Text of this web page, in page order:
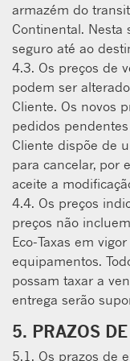
armazém do
Continental. Nesta
seguro até ao
4.3. Os preços de
podem ser
Cliente. Os novos
pedidos
Cliente dispõe de
para cancelar, por
aceite a
4.4. Os preços
preços não
Eco-Taxas em
equipamentos.
possam taxar a
entrega serão
5. PRAZOS
5.1. Os prazos de